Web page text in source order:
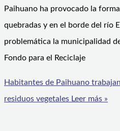
Paihuano ha provocado la
quebradas y en el borde del río
problemática la municipalidad
Fondo para el Reciclaje
Habitantes de Paihuano
residuos vegetales Leer más »